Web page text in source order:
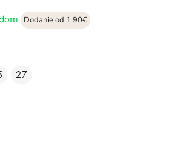
Dodanie od 1,90€
27